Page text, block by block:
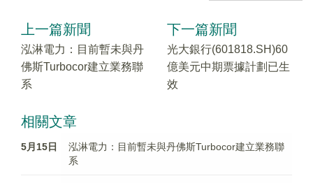
上一篇新聞
泓淋電力：目前暫未與丹
佛斯Turbocor建立業務聯
系
下一篇新聞
光大銀行(601818.SH)60
億美元中期票據計劃已生
效
相關文章
5月15日
泓淋電力：目前暫未與丹佛斯Turbocor建立業務聯
系